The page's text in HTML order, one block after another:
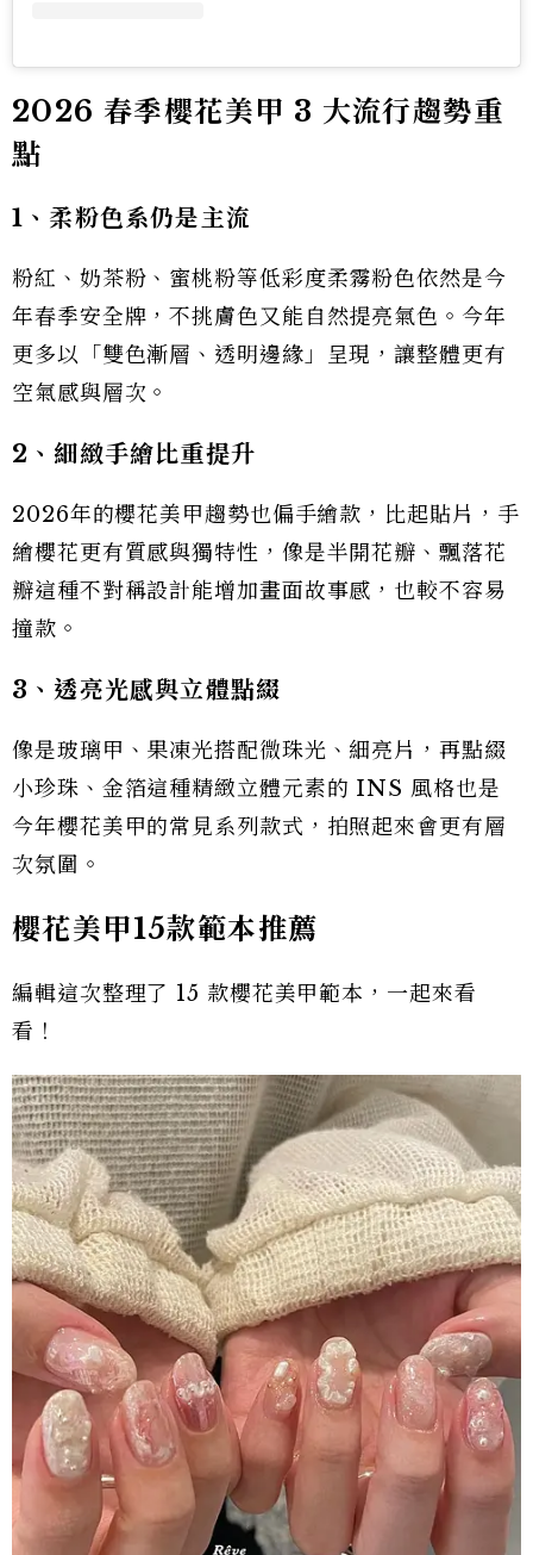
2026 春季櫻花美甲 3 大流行趨勢重
點
1、柔粉色系仍是主流
粉紅、奶茶粉、蜜桃粉等低彩度柔霧粉色依然是今
年春季安全牌，不挑膚色又能自然提亮氣色。今年
更多以「雙色漸層、透明邊緣」呈現，讓整體更有
空氣感與層次。
2、細緻手繪比重提升
2026年的櫻花美甲趨勢也偏手繪款，比起貼片，手
繪櫻花更有質感與獨特性，像是半開花瓣、飄落花
瓣這種不對稱設計能增加畫面故事感，也較不容易
撞款。
3、透亮光感與立體點綴
像是玻璃甲、果凍光搭配微珠光、細亮片，再點綴
小珍珠、金箔這種精緻立體元素的 INS 風格也是
今年櫻花美甲的常見系列款式，拍照起來會更有層
次氛圍。
櫻花美甲15款範本推薦
編輯這次整理了 15 款櫻花美甲範本，一起來看
看！